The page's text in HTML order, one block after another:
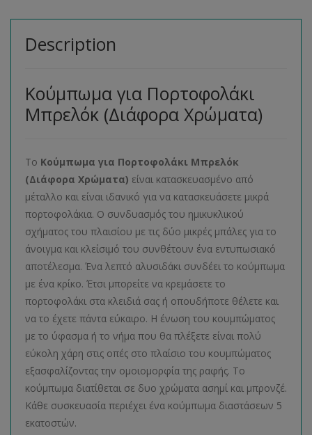
Description
Κούμπωμα για Πορτοφολάκι
Μπρελόκ (Διάφορα Χρώματα)
Το Κούμπωμα για Πορτοφολάκι Μπρελόκ
(Διάφορα Χρώματα) είναι κατασκευασμένο από
μέταλλο και είναι ιδανικό για να κατασκευάσετε μικρά
πορτοφολάκια. Ο συνδυασμός του ημικυκλικού
σχήματος του πλαισίου με τις δύο μικρές μπάλες για το
άνοιγμα και κλείσιμό του συνθέτουν ένα εντυπωσιακό
αποτέλεσμα. Ένα λεπτό αλυσιδάκι συνδέει το κούμπωμα
με ένα κρίκο. Έτσι μπορείτε να κρεμάσετε το
πορτοφολάκι στα κλειδιά σας ή οπουδήποτε θέλετε και
να το έχετε πάντα εύκαιρο. Η ένωση του κουμπώματος
με το ύφασμα ή το νήμα που θα πλέξετε είναι πολύ
εύκολη χάρη στις οπές στο πλαίσιο του κουμπώματος
εξασφαλίζοντας την ομοιομορφία της ραφής. Το
κούμπωμα διατίθεται σε δυο χρώματα ασημί και μπρονζέ.
Κάθε συσκευασία περιέχει ένα κούμπωμα διαστάσεων 5
εκατοστών.